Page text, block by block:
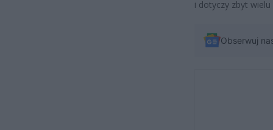
i dotyczy zbyt
Obserwuj